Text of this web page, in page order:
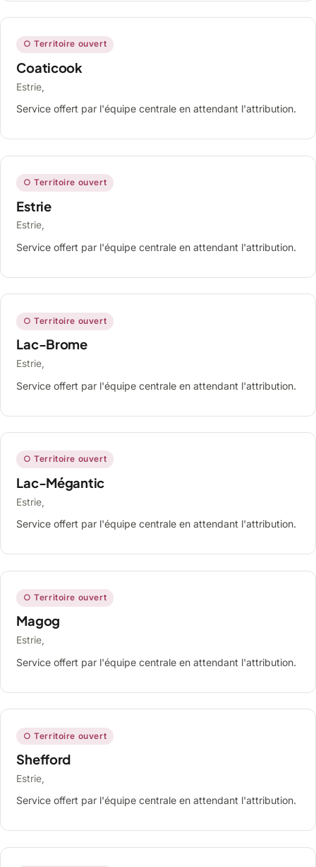
○ Territoire ouvert
Coaticook
Estrie,
Service offert par l'équipe centrale en attendant l'attribution.
○ Territoire ouvert
Estrie
Estrie,
Service offert par l'équipe centrale en attendant l'attribution.
○ Territoire ouvert
Lac-Brome
Estrie,
Service offert par l'équipe centrale en attendant l'attribution.
○ Territoire ouvert
Lac-Mégantic
Estrie,
Service offert par l'équipe centrale en attendant l'attribution.
○ Territoire ouvert
Magog
Estrie,
Service offert par l'équipe centrale en attendant l'attribution.
○ Territoire ouvert
Shefford
Estrie,
Service offert par l'équipe centrale en attendant l'attribution.